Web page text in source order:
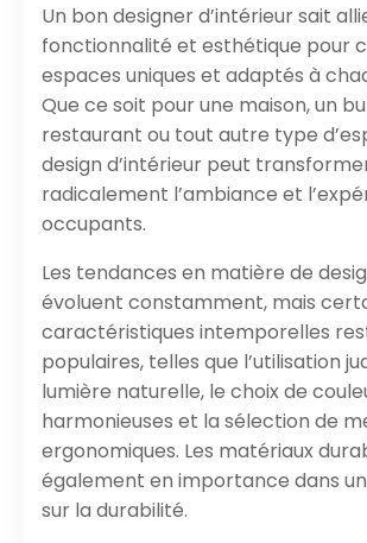
Un bon designer d’intérieur sait
fonctionnalité et esthétique pour
espaces uniques et adaptés à
Que ce soit pour une maison, un
restaurant ou tout autre type
design d’intérieur peut
radicalement l’ambiance et
occupants.
Les tendances en matière de
évoluent constamment, mais
caractéristiques intemporelles
populaires, telles que l’utilisation
lumière naturelle, le choix de
harmonieuses et la sélection de
ergonomiques. Les matériaux
également en importance dans
sur la durabilité.